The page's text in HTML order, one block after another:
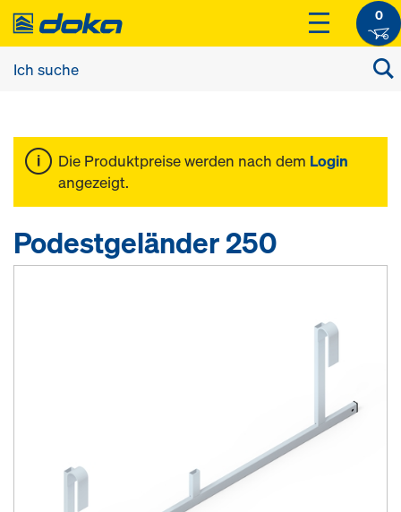
0
Die Produktpreise werden nach dem Login
angezeigt.
Podestgeländer 250